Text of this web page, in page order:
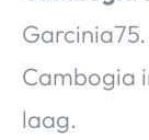
Cambogia
laag.